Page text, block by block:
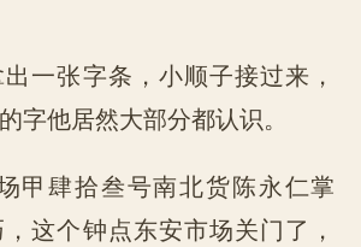
张字条，小顺子接过来，
字他居然大部分都认识。
肆拾叁号南北货陈永仁掌
这个钟点东安市场关门了，